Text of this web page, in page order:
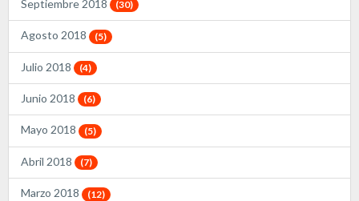
Septiembre 2018 (30)
Agosto 2018 (5)
Julio 2018 (4)
Junio 2018 (6)
Mayo 2018 (5)
Abril 2018 (7)
Marzo 2018 (12)